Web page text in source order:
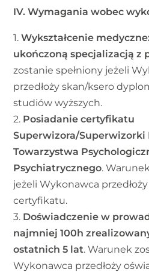
IV. Wymagania wobec
1.Wykształcenie
ukończoną specjalizacją z
zostanie spełniony jeżeli
przedłoży skan/ksero
studiów wyższych.
2. Posiadanie certyfikatu
Superwizora/Superwizorki
Towarzystwa
Psychiatrycznego.
jeżeli Wykonawca
certyfikatu.
3. Doświadczenie w
najmniej 100h
ostatnich 5 lat. Warunek
Wykonawca przedłoży